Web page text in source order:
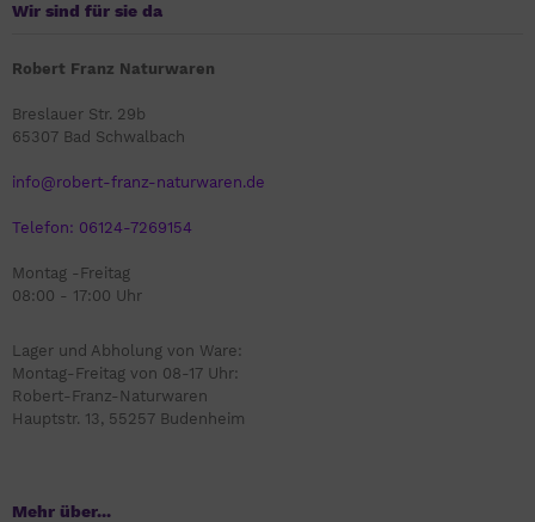
Wir sind für sie da
Robert Franz Naturwaren
Breslauer Str. 29b
65307 Bad Schwalbach
info@robert-franz-naturwaren.de
Telefon: 06124-7269154
Montag -Freitag
08:00 - 17:00 Uhr
Lager und Abholung von Ware:
Montag-Freitag von 08-17 Uhr:
Robert-Franz-Naturwaren
Hauptstr. 13, 55257 Budenheim
Mehr über...